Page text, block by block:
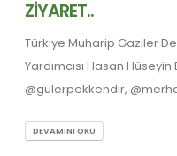
ZİYARET..
Türkiye Muharip Gaziler
Yardımcısı Hasan
@gulerpekkendir,
DEVAMINI OKU